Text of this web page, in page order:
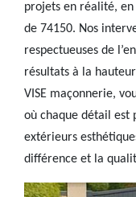
projets en réalité,
de 74150. Nos
respectueuses de
résultats à la
VISE maçonnerie,
où chaque détail est
extérieurs
différence et la